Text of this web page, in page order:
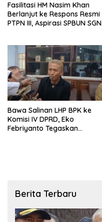
Fasilitasi HM Nasim Khan
Berlanjut ke Respons Resmi
PTPN III, Aspirasi SPBUN SGN
Direksi
Bawa Salinan LHP BPK ke
Komisi IV DPRD, Eko
Febriyanto Tegaskan
Berita Terbaru